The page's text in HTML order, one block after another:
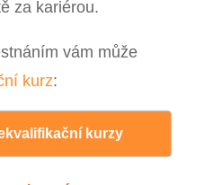
za kariérou.
vám může
kurz:
kurzy